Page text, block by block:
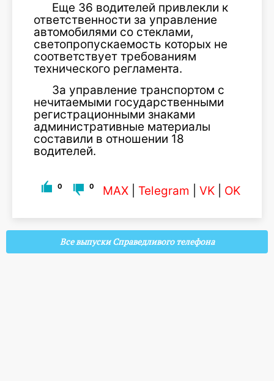
Еще 36 водителей привлекли к
ответственности за управление
автомобилями со стеклами,
светопропускаемость которых не
соответствует требованиям
технического регламента.
За управление транспортом с
нечитаемыми государственными
регистрационными знаками
административные материалы
составили в отношении 18
водителей.
0 0 MAX Telegram VK OK
Все выпуски Справедливого телефона